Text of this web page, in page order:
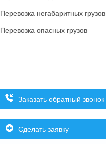
Перевозка негабаритных грузов
Перевозка опасных грузов
Заказать обратный звонок
Сделать заявку